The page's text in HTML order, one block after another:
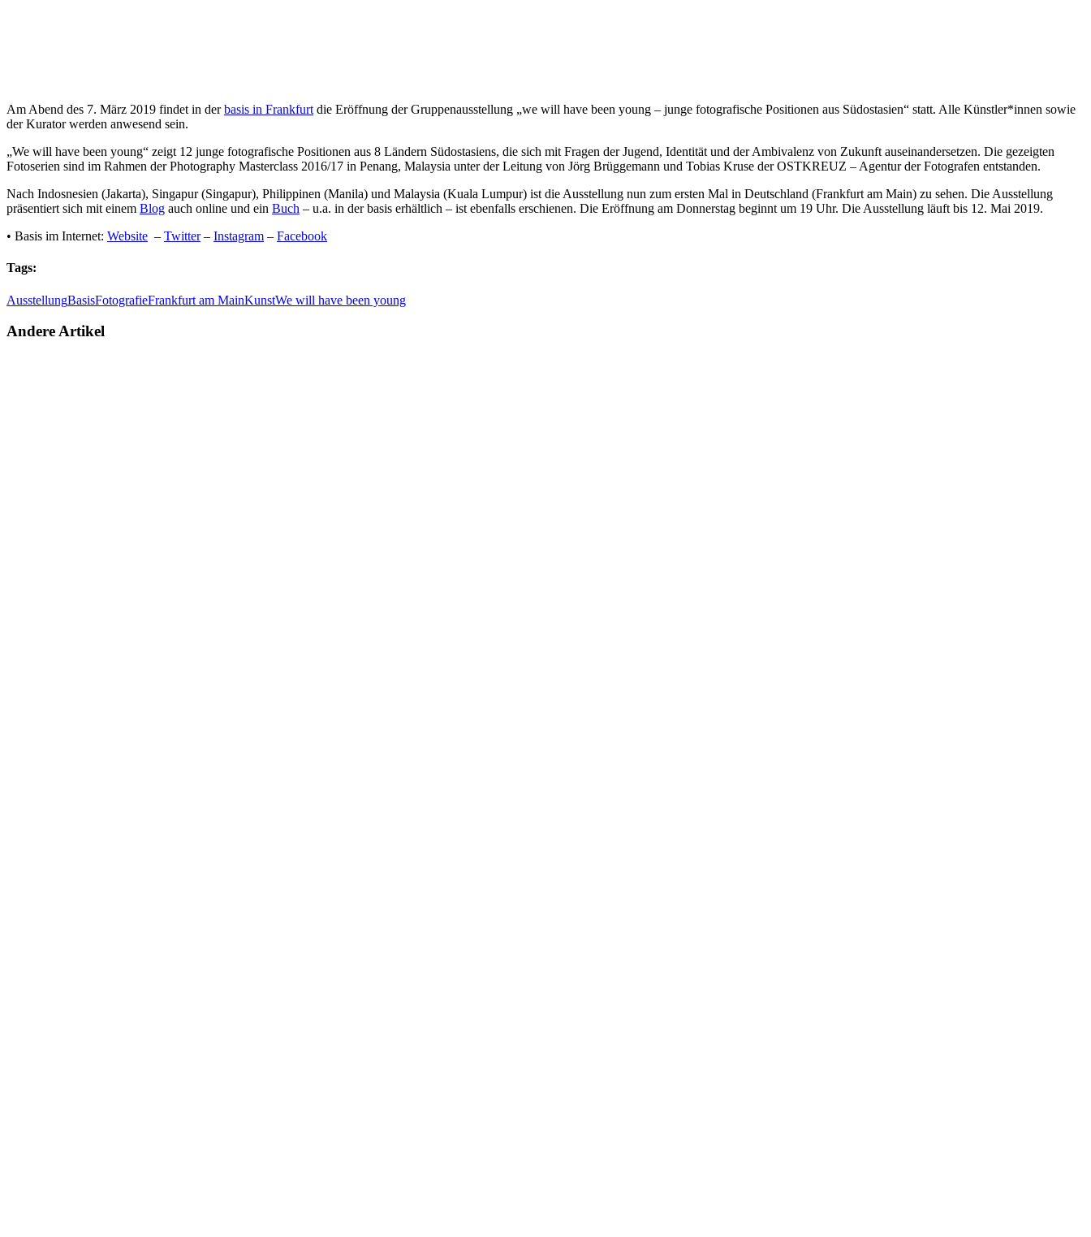
Am Abend des 7. März 2019 findet in derbasis in Frankfurt die Eröffnung der Gruppenausstellung „we will have been young – junge fotografische Positionen aus Südostasien“ statt. Alle Künstler*innen sowie
der Kurator werden anwesend sein.
„We will have been young“ zeigt 12 junge fotografische Positionen aus 8 Ländern Südostasiens, die sich mit Fragen der Jugend, Identität und der Ambivalenz von Zukunft auseinandersetzen. Die gezeigten
Fotoserien sind im Rahmen der Photography Masterclass 2016/17 in Penang, Malaysia unter der Leitung von Jörg Brüggemann und Tobias Kruse der OSTKREUZ – Agentur der Fotografen entstanden.
Nach Indosnesien (Jakarta), Singapur (Singapur), Philippinen (Manila) und Malaysia (Kuala Lumpur) ist die Ausstellung nun zum ersten Mal in Deutschland (Frankfurt am Main) zu sehen. Die Ausstellung
präsentiert sich mit einem Blog auch online und ein Buch – u.a. in der basis erhältlich – ist ebenfalls erschienen. Die Eröffnung am Donnerstag beginnt um 19 Uhr. Die Ausstellung läuft bis 12. Mai 2019.
• Basis im Internet: Website – Twitter– Instagram – Facebook
Tags:
AusstellungBasisFotografieFrankfurt am MainKunstWe will have been young
Andere Artikel